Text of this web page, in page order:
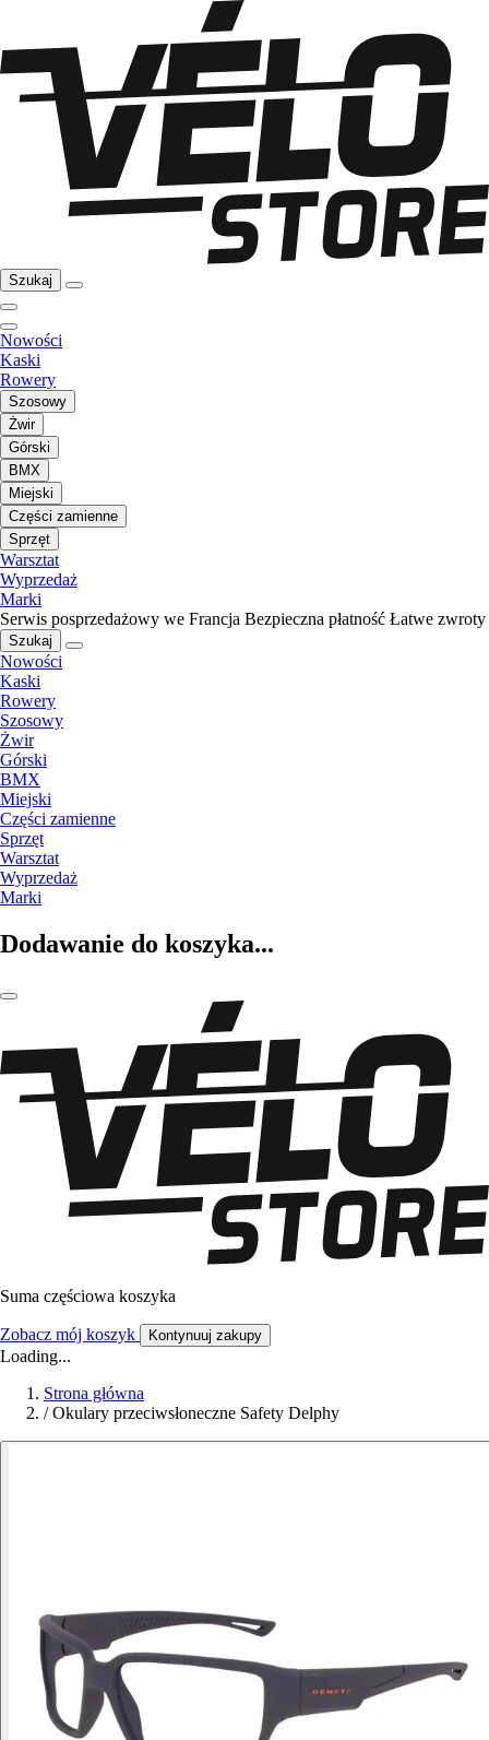
Szukaj
Nowości
Kaski
Rowery
Szosowy
Żwir
Górski
BMX
Miejski
Części zamienne
Sprzęt
Warsztat
Wyprzedaż
Marki
Serwis posprzedażowy we Francja Bezpieczna płatność Łatwe zwroty
Szukaj
Nowości
Kaski
Rowery
Szosowy
Żwir
Górski
BMX
Miejski
Części zamienne
Sprzęt
Warsztat
Wyprzedaż
Marki
Dodawanie do koszyka...
Suma częściowa koszyka
Zobacz mój koszyk Kontynuuj zakupy
Loading...
Strona główna
/ Okulary przeciwsłoneczne Safety Delphy